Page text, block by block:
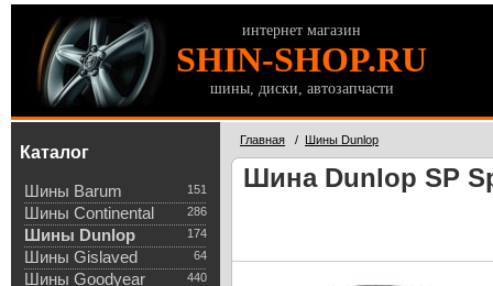
интернет магазин
SHIN-SHOP.RU
шины, диски, автозапчасти
Каталог
151
Шины Barum
286
Шины Continental
174
Шины Dunlop
64
Шины Gislaved
440
Шины Goodyear
Главная / Шины Dunlop
Шина Dunlop SP